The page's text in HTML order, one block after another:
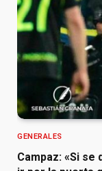
GENERALES
Campaz: «Si se